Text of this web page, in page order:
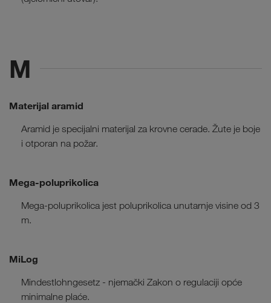
M
Materijal aramid
Aramid je specijalni materijal za krovne cerade. Žute je boje
i otporan na požar.
Mega-poluprikolica
Mega-poluprikolica jest poluprikolica unutarnje visine od 3
m.
MiLog
Mindestlohngesetz - njemački Zakon o regulaciji opće
minimalne plaće.